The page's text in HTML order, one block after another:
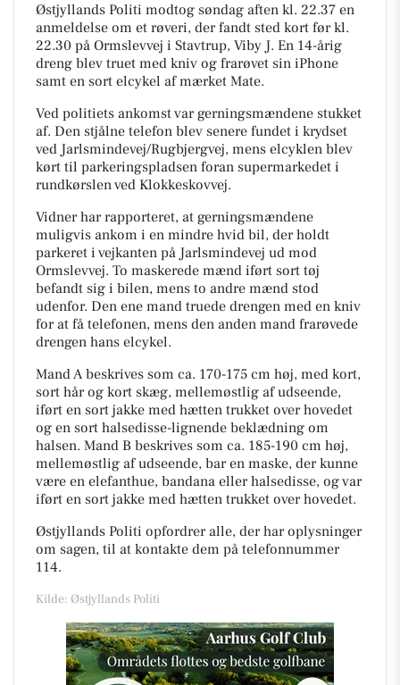
Østjyllands Politi modtog søndag aften kl. 22.37 en
anmeldelse om et røveri, der fandt sted kort før kl.
22.30 på Ormslevvej i Stavtrup, Viby J. En 14-årig
dreng blev truet med kniv og frarøvet sin iPhone
samt en sort elcykel af mærket Mate.
Ved politiets ankomst var gerningsmændene stukket
af. Den stjålne telefon blev senere fundet i krydset
ved Jarlsmindevej/Rugbjergvej, mens elcyklen blev
kørt til parkeringspladsen foran supermarkedet i
rundkørslen ved Klokkeskovvej.
Vidner har rapporteret, at gerningsmændene
muligvis ankom i en mindre hvid bil, der holdt
parkeret i vejkanten på Jarlsmindevej ud mod
Ormslevvej. To maskerede mænd iført sort tøj
befandt sig i bilen, mens to andre mænd stod
udenfor. Den ene mand truede drengen med en kniv
for at få telefonen, mens den anden mand frarøvede
drengen hans elcykel.
Mand A beskrives som ca. 170-175 cm høj, med kort,
sort hår og kort skæg, mellemøstlig af udseende,
iført en sort jakke med hætten trukket over hovedet
og en sort halsedisse-lignende beklædning om
halsen. Mand B beskrives som ca. 185-190 cm høj,
mellemøstlig af udseende, bar en maske, der kunne
være en elefanthue, bandana eller halsedisse, og var
iført en sort jakke med hætten trukket over hovedet.
Østjyllands Politi opfordrer alle, der har oplysninger
om sagen, til at kontakte dem på telefonnummer
114.
Kilde: Østjyllands Politi